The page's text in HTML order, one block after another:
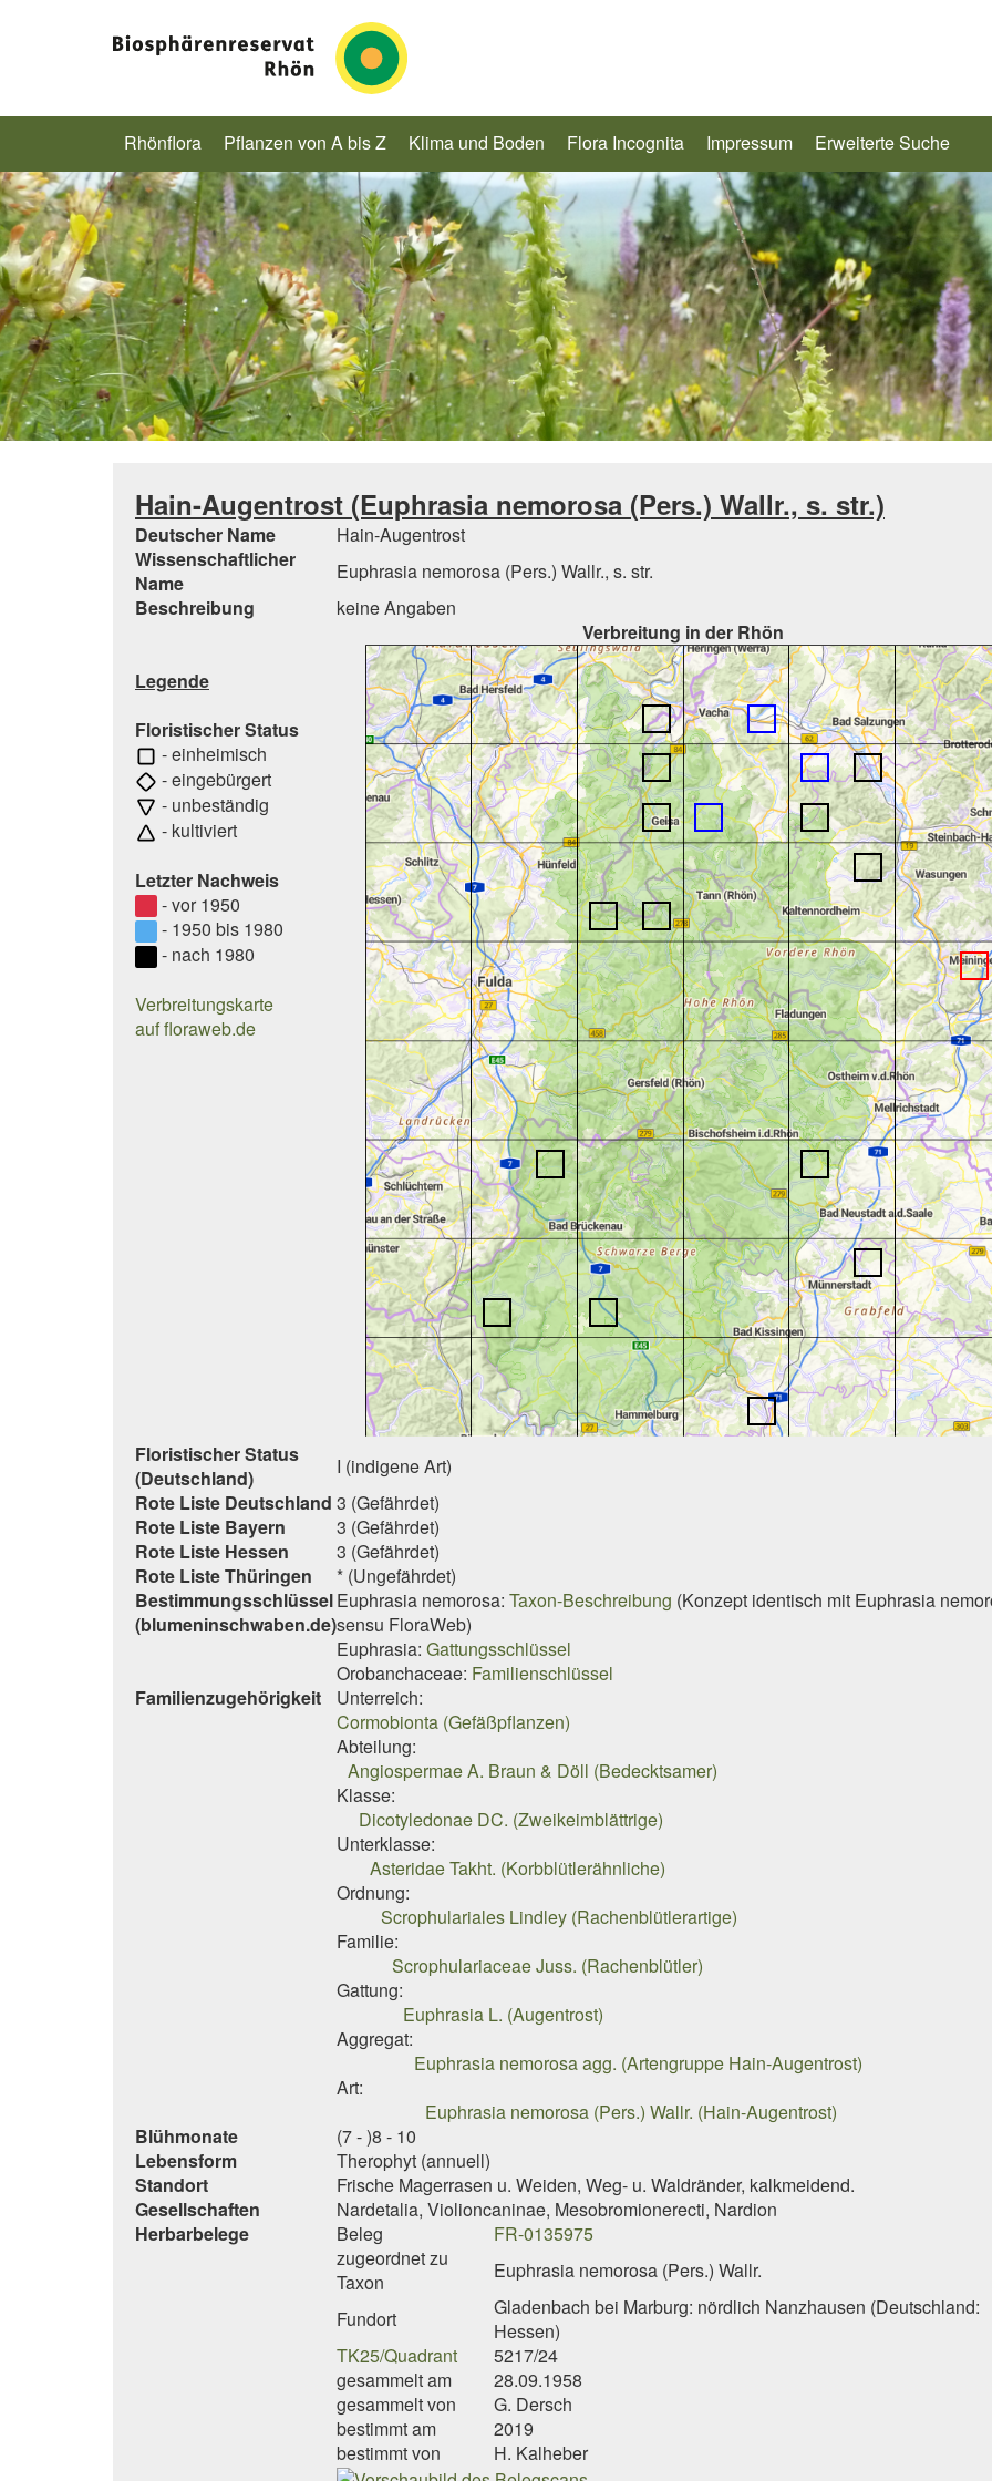
Rhönflora Pflanzen von A bis Z Klima und Boden Flora Incognita Impressum Erweiterte Suche
Hain-Augentrost (Euphrasia nemorosa (Pers.) Wallr., s. str.)
Deutscher Name
Hain-Augentrost
Wissenschaftlicher
Name
Euphrasia nemorosa (Pers.) Wallr., s. str.
Beschreibung
keine Angaben
Verbreitung in der Rhön
Legende
Floristischer Status
- einheimisch
- eingebürgert
- unbeständig
- kultiviert
Letzter Nachweis
- vor 1950
- 1950 bis 1980
- nach 1980
Verbreitungskarte
auf floraweb.de
Floristischer Status
(Deutschland)
I (indigene Art)
Rote Liste Deutschland 3 (Gefährdet)
Rote Liste Bayern
3 (Gefährdet)
Rote Liste Hessen
3 (Gefährdet)
Rote Liste Thüringen
* (Ungefährdet)
Bestimmungsschlüssel
(blumeninschwaben.de)
Euphrasia nemorosa: Taxon-Beschreibung (Konzept identisch mit Euphrasia
sensu FloraWeb)
Euphrasia: Gattungsschlüssel
Orobanchaceae: Familienschlüssel
Familienzugehörigkeit
Unterreich:
Cormobionta (Gefäßpflanzen)
Abteilung:
Angiospermae A. Braun & Döll (Bedecktsamer)
Klasse:
Dicotyledonae DC. (Zweikeimblättrige)
Unterklasse:
Asteridae Takht. (Korbblütlerähnliche)
Ordnung:
Scrophulariales Lindley (Rachenblütlerartige)
Familie:
Scrophulariaceae Juss. (Rachenblütler)
Gattung:
Euphrasia L. (Augentrost)
Aggregat:
Euphrasia nemorosa agg. (Artengruppe Hain-Augentrost)
Art:
Euphrasia nemorosa (Pers.) Wallr. (Hain-Augentrost)
Blühmonate
(7 - )8 - 10
Lebensform
Therophyt (annuell)
Standort
Frische Magerrasen u. Weiden, Weg- u. Waldränder, kalkmeidend.
Gesellschaften
Nardetalia, Violioncaninae, Mesobromionerecti, Nardion
Herbarbelege
Beleg
FR-0135975
zugeordnet zu
Taxon
Euphrasia nemorosa (Pers.) Wallr.
Fundort
Gladenbach bei Marburg: nördlich Nanzhausen (Deutschland:
Hessen)
TK25/Quadrant
5217/24
gesammelt am
28.09.1958
gesammelt von
G. Dersch
bestimmt am
2019
bestimmt von
H. Kalheber